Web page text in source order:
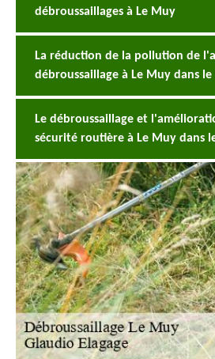
débroussaillages à Le Muy
La réduction de la pollution de
débroussaillage à Le Muy dans le
Le débroussaillage et
sécurité routière à Le Muy dans